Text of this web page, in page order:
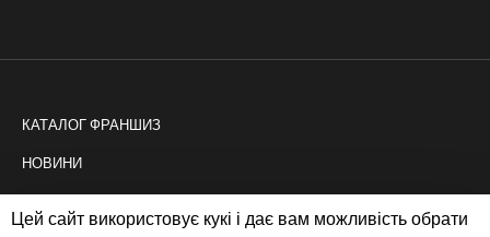
КАТАЛОГ ФРАНШИЗ
НОВИНИ
Цей сайт використовує кукі і дає вам можливість обрати